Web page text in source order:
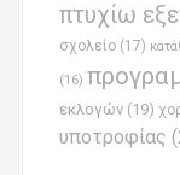
πτυχίω
σχολείο (17)
(16)
εκλογών (19)
υποτροφίας